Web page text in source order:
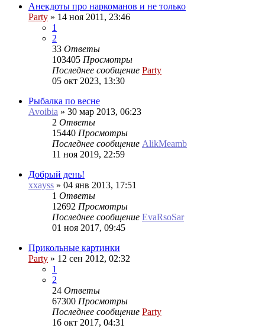
Анекдоты про наркоманов и не только
Party » 14 ноя 2011, 23:46
1
2
33 Ответы
103405 Просмотры
Последнее сообщение Party
05 окт 2023, 13:30
Рыбалка по весне
Avoibia » 30 мар 2013, 06:23
2 Ответы
15440 Просмотры
Последнее сообщение AlikMeamb
11 ноя 2019, 22:59
Добрый день!
xxayss » 04 янв 2013, 17:51
1 Ответы
12692 Просмотры
Последнее сообщение EvaRsoSar
01 ноя 2017, 09:45
Прикольные картинки
Party » 12 сен 2012, 02:32
1
2
24 Ответы
67300 Просмотры
Последнее сообщение Party
16 окт 2017, 04:31